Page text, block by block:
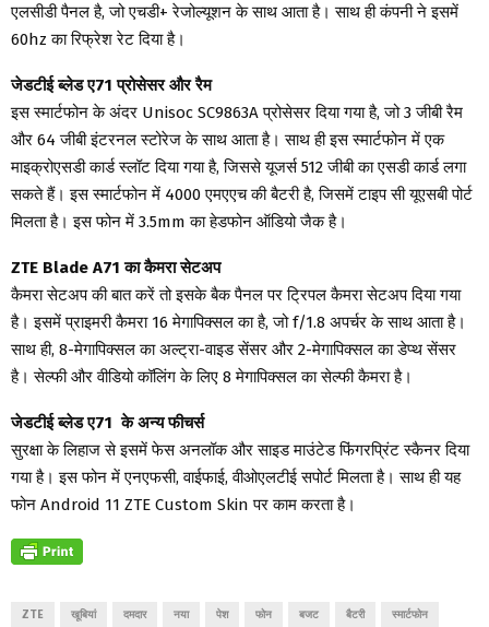
एलसीडी पैनल है, जो एचडी+ रेजोल्यूशन के साथ आता है। साथ ही कंपनी ने इसमें
60hz का रिफ्रेश रेट दिया है।
जेडटीई ब्लेड ए71 प्रोसेसर और रैम
इस स्मार्टफोन के अंदर Unisoc SC9863A प्रोसेसर दिया गया है, जो 3 जीबी रैम
और 64 जीबी इंटरनल स्टोरेज के साथ आता है। साथ ही इस स्मार्टफोन में एक
माइक्रोएसडी कार्ड स्लॉट दिया गया है, जिससे यूजर्स 512 जीबी का एसडी कार्ड लगा
सकते हैं। इस स्मार्टफोन में 4000 एमएएच की बैटरी है, जिसमें टाइप सी यूएसबी पोर्ट
मिलता है। इस फोन में 3.5mm का हेडफोन ऑडियो जैक है।
ZTE Blade A71 का कैमरा सेटअप
कैमरा सेटअप की बात करें तो इसके बैक पैनल पर ट्रिपल कैमरा सेटअप दिया गया
है। इसमें प्राइमरी कैमरा 16 मेगापिक्सल का है, जो f/1.8 अपर्चर के साथ आता है।
साथ ही, 8-मेगापिक्सल का अल्ट्रा-वाइड सेंसर और 2-मेगापिक्सल का डेप्थ सेंसर
है। सेल्फी और वीडियो कॉलिंग के लिए 8 मेगापिक्सल का सेल्फी कैमरा है।
जेडटीई ब्लेड ए71 के अन्य फीचर्स
सुरक्षा के लिहाज से इसमें फेस अनलॉक और साइड माउंटेड फिंगरप्रिंट स्कैनर दिया
गया है। इस फोन में एनएफसी, वाईफाई, वीओएलटीई सपोर्ट मिलता है। साथ ही यह
फोन Android 11 ZTE Custom Skin पर काम करता है।
ZTE खूबियां दमदार नया पेश फोन बजट बैटरी स्मार्टफोन